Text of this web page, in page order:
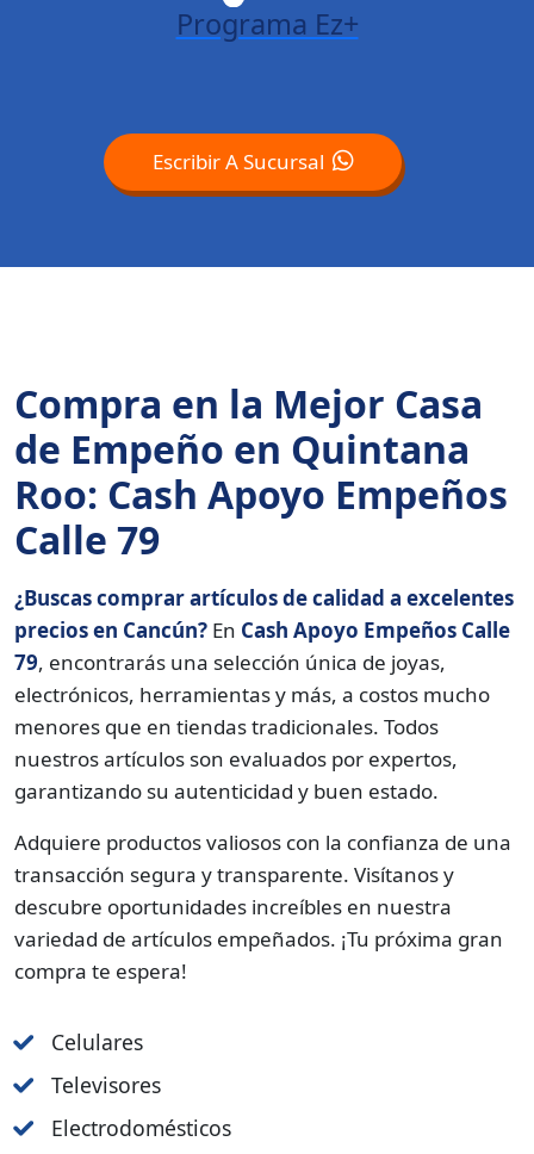
Programa Ez+
Escribir A Sucursal
Compra en la Mejor Casa
de Empeño en Quintana
Roo: Cash Apoyo Empeños
Calle 79
¿Buscas comprar artículos de calidad a excelentes
precios en Cancún? En Cash Apoyo Empeños Calle
79, encontrarás una selección única de joyas,
electrónicos, herramientas y más, a costos mucho
menores que en tiendas tradicionales. Todos
nuestros artículos son evaluados por expertos,
garantizando su autenticidad y buen estado.
Adquiere productos valiosos con la confianza de una
transacción segura y transparente. Visítanos y
descubre oportunidades increíbles en nuestra
variedad de artículos empeñados. ¡Tu próxima gran
compra te espera!
Celulares
Televisores
Electrodomésticos